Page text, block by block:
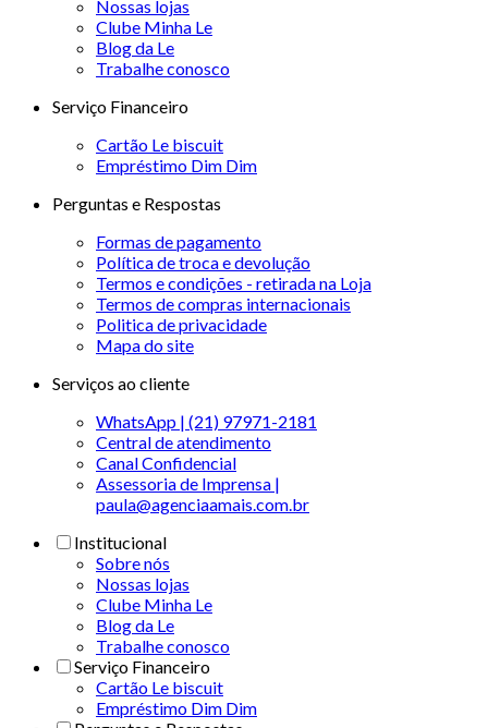
Nossas lojas
Clube Minha Le
Blog da Le
Trabalhe conosco
Serviço Financeiro
Cartão Le biscuit
Empréstimo Dim Dim
Perguntas e Respostas
Formas de pagamento
Política de troca e devolução
Termos e condições - retirada na Loja
Termos de compras internacionais
Politica de privacidade
Mapa do site
Serviços ao cliente
WhatsApp | (21) 97971-2181
Central de atendimento
Canal Confidencial
Assessoria de Imprensa |
paula@agenciaamais.com.br
Institucional
Sobre nós
Nossas lojas
Clube Minha Le
Blog da Le
Trabalhe conosco
Serviço Financeiro
Cartão Le biscuit
Empréstimo Dim Dim